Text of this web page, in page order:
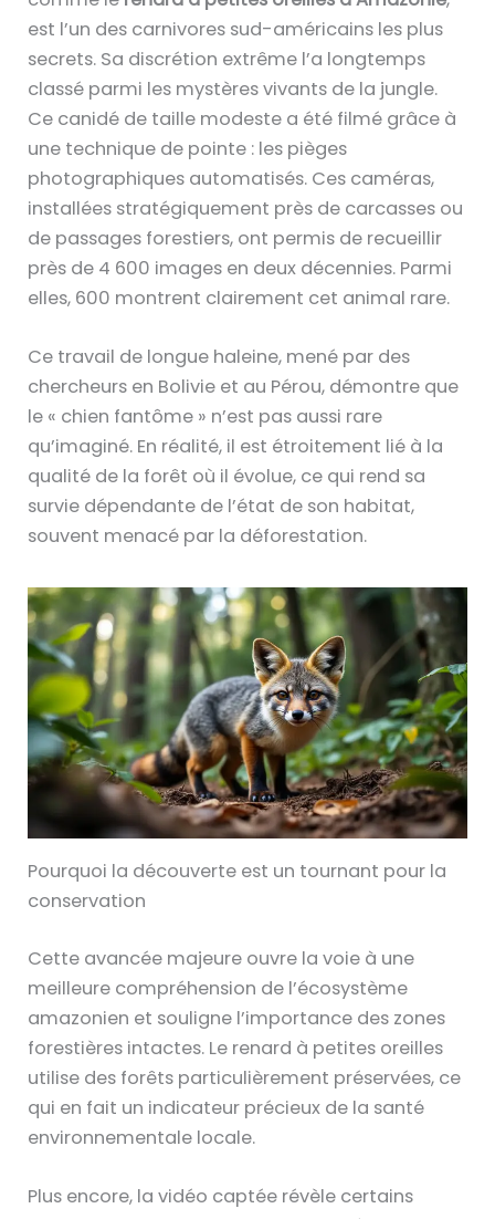
est l’un des carnivores sud-américains les plus
secrets. Sa discrétion extrême l’a longtemps
classé parmi les mystères vivants de la jungle.
Ce canidé de taille modeste a été filmé grâce à
une technique de pointe : les pièges
photographiques automatisés. Ces caméras,
installées stratégiquement près de carcasses ou
de passages forestiers, ont permis de recueillir
près de 4 600 images en deux décennies. Parmi
elles, 600 montrent clairement cet animal rare.
Ce travail de longue haleine, mené par des
chercheurs en Bolivie et au Pérou, démontre que
le « chien fantôme » n’est pas aussi rare
qu’imaginé. En réalité, il est étroitement lié à la
qualité de la forêt où il évolue, ce qui rend sa
survie dépendante de l’état de son habitat,
souvent menacé par la déforestation.
Pourquoi la découverte est un tournant pour la
conservation
Cette avancée majeure ouvre la voie à une
meilleure compréhension de l’écosystème
amazonien et souligne l’importance des zones
forestières intactes. Le renard à petites oreilles
utilise des forêts particulièrement préservées, ce
qui en fait un indicateur précieux de la santé
environnementale locale.
Plus encore, la vidéo captée révèle certains